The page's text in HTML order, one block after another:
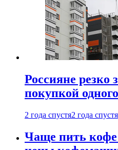
Россияне резко
покупкой
2 года спустя2 года спустя
Чаще пить